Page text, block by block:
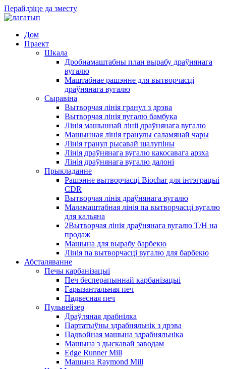
Перайдзіце да зместу
Дом
Праект
Шкала
Дробнамаштабны план вырабу драўнянага
вугалю
Маштабнае рашэнне для вытворчасці
драўнянага вугалю
Сыравіна
Вытворчая лінія гранул з дрэва
Вытворчая лінія вугалю бамбука
Лінія машыннай лініі драўнянага вугалю
Машынная лінія гранулы саламянай чары
Лінія гранул рысавай шалупіны
Лінія драўнянага вугалю какосавага арэха
Лінія драўнянага вугалю далоні
Прыкладанне
Рашэнне вытворчасці Biochar для інтэграцыі
CDR
Вытворчая лінія драўнянага вугалю
Маламаштабная лінія па вытворчасці вугалю
для кальяна
2Вытворчая лінія драўнянага вугалю T/H на
продаж
Машына для вырабу барбекю
Лінія па вытворчасці вугалю для барбекю
Абсталяванне
Печы карбанізацыі
Печ бесперапыннай карбанізацыі
Гарызантальная печ
Падвесная печ
Пульвейзер
Драўляная драбнілка
Партатыўны здрабняльнік з дрэва
Падвойная машына здрабняльніка
Машына з дыскавай заводам
Edge Runner Mill
Машына Raymond Mill